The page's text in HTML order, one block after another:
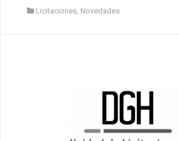
Licitaciones, Novedades